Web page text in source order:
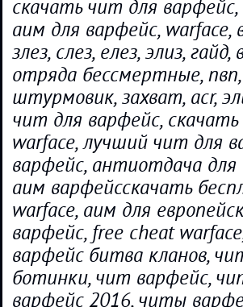
скачать чит для
аим для варфейс, warface,
злез, слез, елез, элиз,
отряда бессмертные, пвп,
штурмовик, захват, acr,
чит для варфейс,
warface, лучший чит для
варфейс, антиотдача
аим варфейсскачать
warface, аим для
варфейс, free cheat
варфейс битва кланов,
ботинки, чит варфейс,
варфейс 2016, читы